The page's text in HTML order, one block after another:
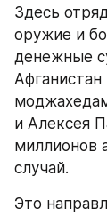
Здесь
оружие и
денежные
Афганистан
и Алексея
миллионов
случай.
Это